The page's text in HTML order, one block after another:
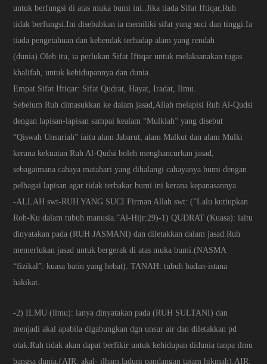
untuk berfungsi di atas muka bumi ini..Jika tiada Sifat Iftiqar,Ruh
tidak berfungsi.Ini disebabkan ia memiliki sifat yang suci dan tinggi.Ia
tiada pengetahuan dan kehendak terhadap alam yang rendah
(dunia).Oleh itu, ia perlukan Sifat Iftiqar untuk melaksanakan tugas
khalifah, untuk kehidupannya dan dunia.
Empat Sifat Iftiqar: Sifat Qudrat, Hayat, Iradat, Ilmu.
Sebelum Ruh dimasukkan ke dalam jasad,Allah melapisi Ruh Al-Qudsi
dengan lapisan-lapisan sampai kealam “Mulkiah” yang disebut
“Qiswah Unsuriah” iaitu alam Jabarut, alam Malkut dan alam Mulki
kerana kekuatan Ruh Al-Qudsi boleh menghancurkan jasad,
sebagaimana cahaya matahari yang dihalangi cahayanya bumi dengan
pelbagai lapisan agar tidak terbakar bumi ini kerana kepanasannya.
-ALLAH swt-RUH YANG SUCI Firman Allah swt: (“Lalu kutiupkan
Roh-Ku dalam tubuh manusia.”Al-Hijr:29)-1) QUDRAT (Kuasa): iaitu
dinyatakan pada (RUH JASMANI) dan diletakkan dalam jasad.Ruh
memerlukan jasad untuk bergerak di atas muka bumi.(NASMA
“fizikal”: kuasa batin yang hebat). TANAH: tubuh badan-istana
hakikat.
-2) ILMU (ilmu): ianya dinyatakan pada (RUH SULTANI) dan
menjadi akal apabila digabungkan dgn unsur air dan diletakkan pd
otak.Ruh tidak akan dapat berfikir untuk kehidupan didunia tanpa ilmu
bangsa dunia.(AIR: akal- ilham,laduni pandangan tajam hikmah).AIR: